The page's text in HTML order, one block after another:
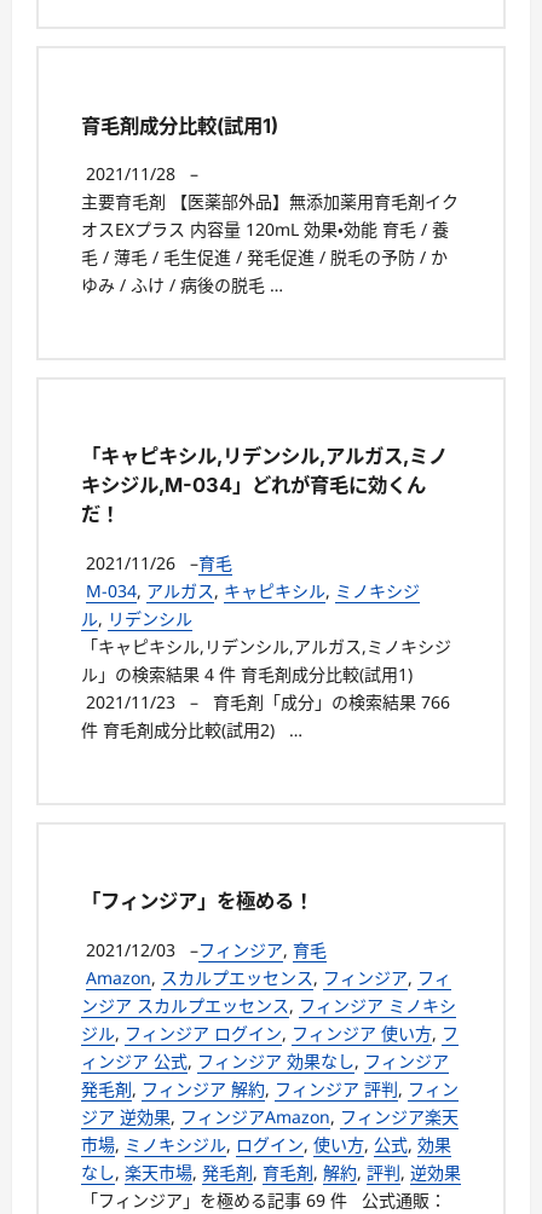
育毛剤成分比較(試用1)
2021/11/28
–
主要育毛剤 【医薬部外品】無添加薬用育毛剤イク
オスEXプラス 内容量 120mL 効果・効能 育毛 / 養
毛 / 薄毛 / 毛生促進 / 発毛促進 / 脱毛の予防 / か
ゆみ / ふけ / 病後の脱毛 …
「キャピキシル,リデンシル,アルガス,ミノ
キシジル,M-034」どれが育毛に効くん
だ！
2021/11/26 –育毛
M-034, アルガス, キャピキシル, ミノキシジ
ル, リデンシル
「キャピキシル,リデンシル,アルガス,ミノキシジ
ル」の検索結果 4 件 育毛剤成分比較(試用1)
2021/11/23 – 育毛剤「成分」の検索結果 766
件 育毛剤成分比較(試用2) …
「フィンジア」を極める！
2021/12/03 –フィンジア, 育毛
Amazon, スカルプエッセンス, フィンジア, フィ
ンジア スカルプエッセンス, フィンジア ミノキシ
ジル, フィンジア ログイン, フィンジア 使い方, フ
ィンジア 公式, フィンジア 効果なし, フィンジア
発毛剤, フィンジア 解約, フィンジア 評判, フィン
ジア 逆効果, フィンジアAmazon, フィンジア楽天
市場, ミノキシジル, ログイン, 使い方, 公式, 効果
なし, 楽天市場, 発毛剤, 育毛剤, 解約, 評判, 逆効果
「フィンジア」を極める記事 69 件 公式通販：